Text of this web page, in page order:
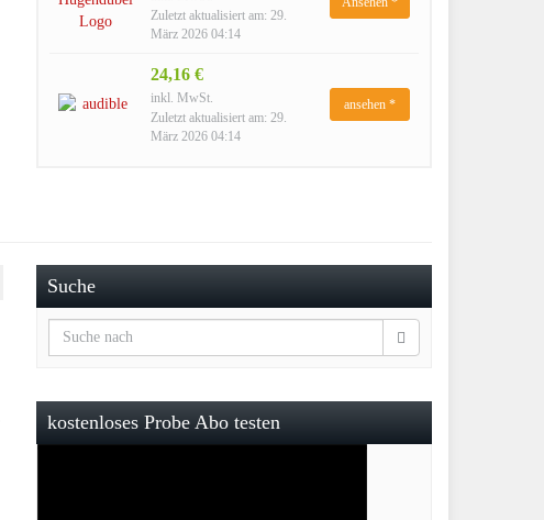
Zuletzt aktualisiert am: 29.
März 2026 04:14
24,16 €
inkl. MwSt.
Zuletzt aktualisiert am: 29.
März 2026 04:14
ansehen *
Suche
kostenloses Probe Abo testen